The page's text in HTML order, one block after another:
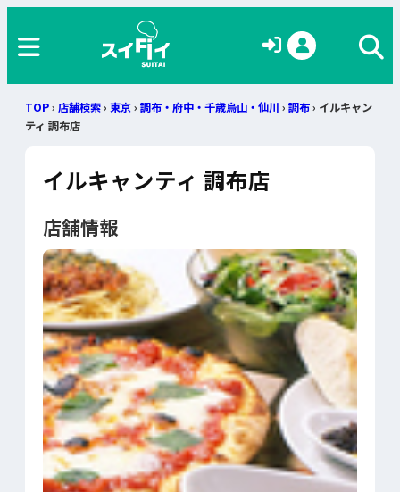
TOP› 店舗検索› 東京› 調布・府中・千歳烏山・仙川 › 調布› イルキャン
ティ 調布店
イルキャンティ 調布店
店舗情報
>